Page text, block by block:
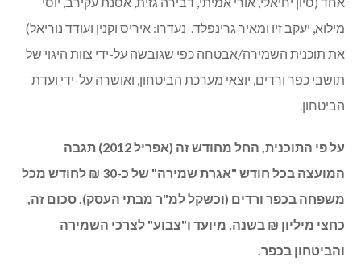
מילוא, יעקב זיו ומאיר גרינפלד. נעדרו: איריס וקנין ועודד נוריאל)
את תוכנית השמירה/אבטחה כפי שגובשה על-ידי צוות היגוי של
תושבי כפר ורדים, יוצאי מערכת הביטחון, ואושרה על-ידי ועדת
הביטחון.
על פי התוכנית, החל מחודש זה (אפריל 2012) תגבה
המועצה בכל חודש "אגרת שמירה" של כ-30 ₪ לחודש מכל
משפחה בכפר ורדים (וכשקל למ"ר מבתי העסק). סכום זה,
כחצי מיליון ₪ בשנה, מיועד ו"צבוע" לצרכי השמירה
והביטחון בכפר.